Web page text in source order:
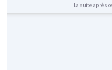
La suite après